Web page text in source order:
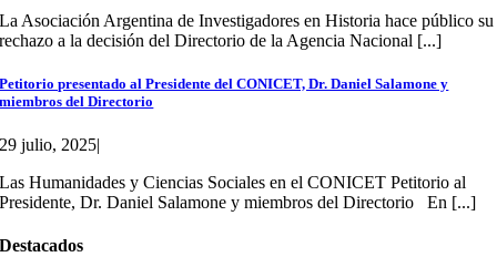
La Asociación Argentina de Investigadores en Historia hace público su
rechazo a la decisión del Directorio de la Agencia Nacional [...]
Petitorio presentado al Presidente del CONICET, Dr. Daniel Salamone y
miembros del Directorio
29 julio, 2025|
Las Humanidades y Ciencias Sociales en el CONICET Petitorio al
Presidente, Dr. Daniel Salamone y miembros del Directorio En [...]
Destacados